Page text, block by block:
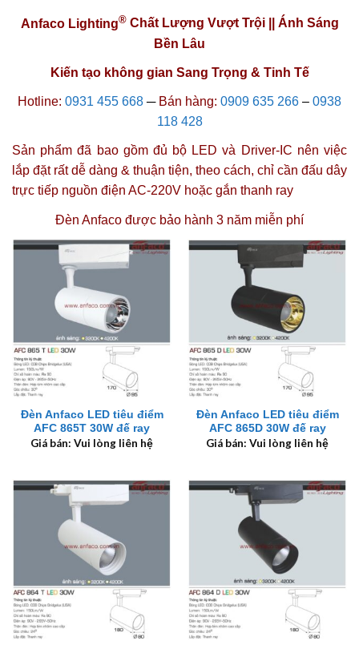
Anfaco Lighting® Chất Lượng Vượt Trội || Ánh Sáng
Bền Lâu
Kiến tạo không gian Sang Trọng & Tinh Tế
Hotline: 0931 455 668 ─Bán hàng: 0909 635 266 – 0938
118 428
Sản phẩm đã bao gồm đủ bộ LED và Driver-IC nên việc
lắp đặt rất dễ dàng & thuận tiện, theo cách, chỉ cần đấu dây
trực tiếp nguồn điện AC-220V hoặc gắn thanh ray
Đèn Anfaco được bảo hành 3 năm miễn phí
Đèn Anfaco LED tiêu điểm
AFC 865T 30W đế ray
Giá bán: Vui lòng liên hệ
Đèn Anfaco LED tiêu điểm
AFC 865D 30W đế ray
Giá bán: Vui lòng liên hệ